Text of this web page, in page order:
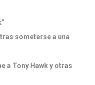
someterse a una
a Tony Hawk y otras